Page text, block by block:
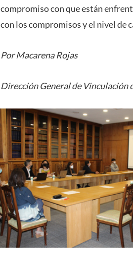
compromiso con que están
con los compromisos y el nivel de
Por Macarena Rojas
Dirección General de Vinculación